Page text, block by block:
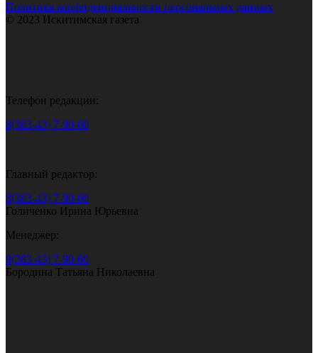
Политика конфиденциальности персональных данных
© 2023 Искитимская газета
Телефон редакции:
8(383-43) 7-90-60
Главный редактор:
8(383-43) 7-90-60
Голиченко Ирина Юрьевна
Менеджер:
8(383-43) 7-90-60
Бородина Татьяна Николаевна